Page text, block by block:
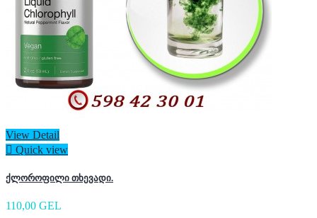
View Detail
 Quick view
ქლოროფილი თხევადი.
110,00 GEL